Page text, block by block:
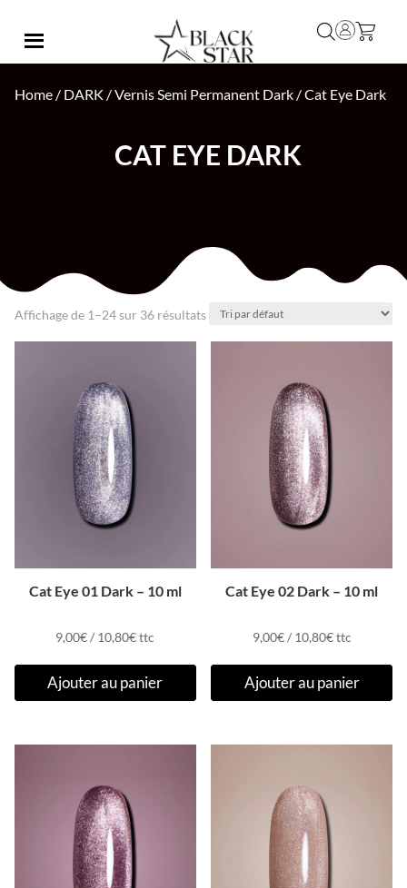
Home / DARK /Vernis Semi Permanent Dark / Cat Eye Dark
CAT EYE DARK
Affichage de 1–24 sur 36 résultats
Cat Eye 01 Dark – 10 ml
9,00€/ 10,80€ttc
Ajouter au panier
Cat Eye 02 Dark – 10 ml
9,00€/ 10,80€ttc
Ajouter au panier